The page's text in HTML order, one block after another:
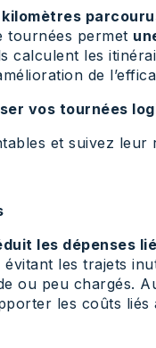
tournées permet
calculent les
de
vos tournées
et suivez
les dépenses
les trajets
ou peu chargés.
les coûts liés